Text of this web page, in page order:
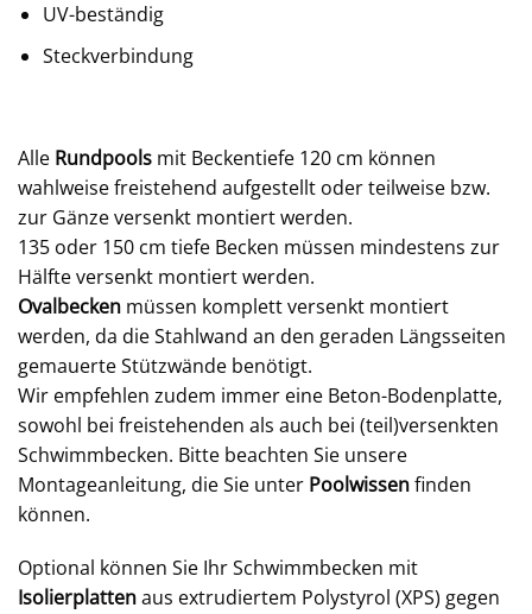
UV-beständig
Steckverbindung
Alle Rundpools mit Beckentiefe 120 cm können
wahlweise freistehend aufgestellt oder teilweise bzw.
zur Gänze versenkt montiert werden.
135 oder 150 cm tiefe Becken müssen mindestens zur
Hälfte versenkt montiert werden.
Ovalbecken müssen komplett versenkt montiert
werden, da die Stahlwand an den geraden Längsseiten
gemauerte Stützwände benötigt.
Wir empfehlen zudem immer eine Beton-Bodenplatte,
sowohl bei freistehenden als auch bei (teil)versenkten
Schwimmbecken. Bitte beachten Sie unsere
Montageanleitung, die Sie unter Poolwissenfinden
können.
Optional können Sie Ihr Schwimmbecken mit
Isolierplattenaus extrudiertem Polystyrol (XPS) gegen